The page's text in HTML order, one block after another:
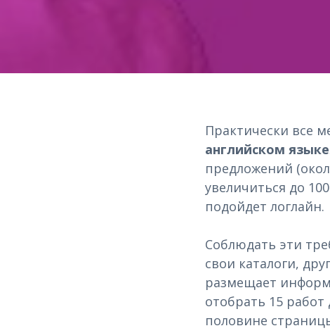
Практически все
английском языке
предложений
увеличиться до
подойдет логлайн.
Соблюдать эти
свои каталоги,
размещает
отобрать 15
половине